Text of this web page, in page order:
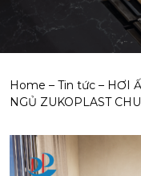
Home – Tin tức – HƠI
NGỦ ZUKOPLAST